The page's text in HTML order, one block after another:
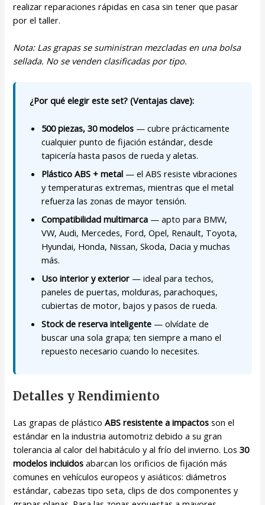
realizar reparaciones rápidas en casa sin tener que pasar
por el taller.
Nota: Las grapas se suministran mezcladas en una bolsa
sellada. No se venden clasificadas por tipo.
¿Por qué elegir este set? (Ventajas clave):
500 piezas, 30 modelos — cubre prácticamente
cualquier punto de fijación estándar, desde
tapicería hasta pasos de rueda y aletas.
Plástico ABS + metal — el ABS resiste vibraciones
y temperaturas extremas, mientras que el metal
refuerza las zonas de mayor tensión.
Compatibilidad multimarca — apto para BMW,
VW, Audi, Mercedes, Ford, Opel, Renault, Toyota,
Hyundai, Honda, Nissan, Skoda, Dacia y muchas
más.
Uso interior y exterior — ideal para techos,
paneles de puertas, molduras, parachoques,
cubiertas de motor, bajos y pasos de rueda.
Stock de reserva inteligente — olvídate de
buscar una sola grapa; ten siempre a mano el
repuesto necesario cuando lo necesites.
Detalles y Rendimiento
Las grapas de plásticoABS resistente a impactos son el
estándar en la industria automotriz debido a su gran
tolerancia al calor del habitáculo y al frío del invierno. Los30
modelos incluidos abarcan los orificios de fijación más
comunes en vehículos europeos y asiáticos: diámetros
estándar, cabezas tipo seta, clips de dos componentes y